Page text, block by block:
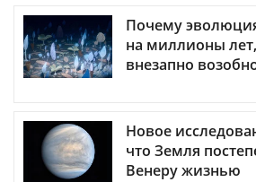
Почему
на миллионы
внезапно
Новое
что Земля
Венеру жизнью